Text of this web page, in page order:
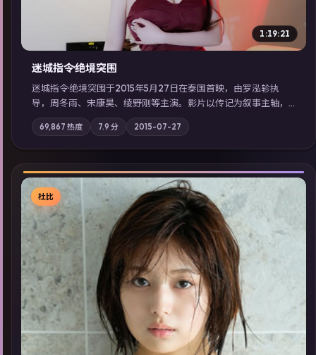
1:19:21
迷城指令·绝境突围
迷城指令·绝境突围于2015年5月27日在泰国首映，由罗泓轸执
导，周冬雨、宋康昊、绫野刚等主演。影片以传记为叙事主轴，
记忆碎片重组后，主角发现自己从未活过“真实”的一天；摄影与
配乐强化地域气质；站内亦可通过「国产免费观看高清电视剧在
线看」延展检索同类型高分佳作，畅享高清在线追剧体验。
69,867 热度 7.9 分 2015-07-27
杜比